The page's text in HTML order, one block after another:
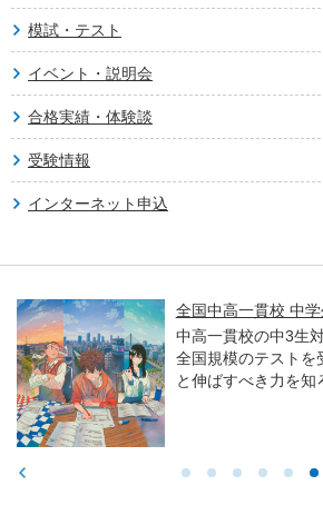
模試・テスト
イベント・説明会
合格実績・体験談
受験情報
インターネット申込
全国中高一貫校 中学
中高一貫校の中3生
全国規模のテストを
と伸ばすべき力を知